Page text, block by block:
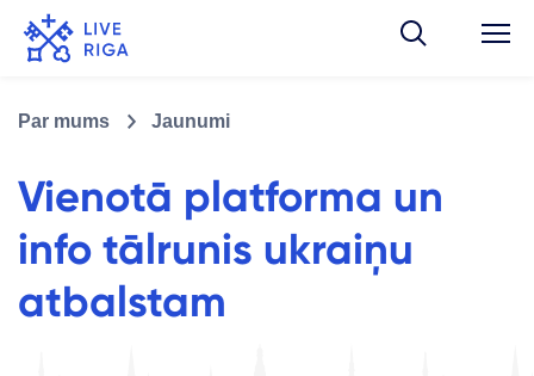
Par mums Jaunumi
Vienotā platforma un
info tālrunis ukraiņu
atbalstam